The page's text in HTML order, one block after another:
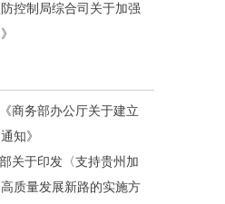
控制局综合司关于加强
商务部办公厅关于建立
知》
关于印发〈支持贵州加
质量发展新路的实施方